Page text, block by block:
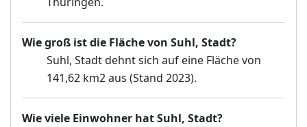
Wie groß ist die Fläche von Suhl, Stadt?
Suhl, Stadt dehnt sich auf eine Fläche von
141,62 km2 aus (Stand 2023).
Wie viele Einwohner hat Suhl, Stadt?